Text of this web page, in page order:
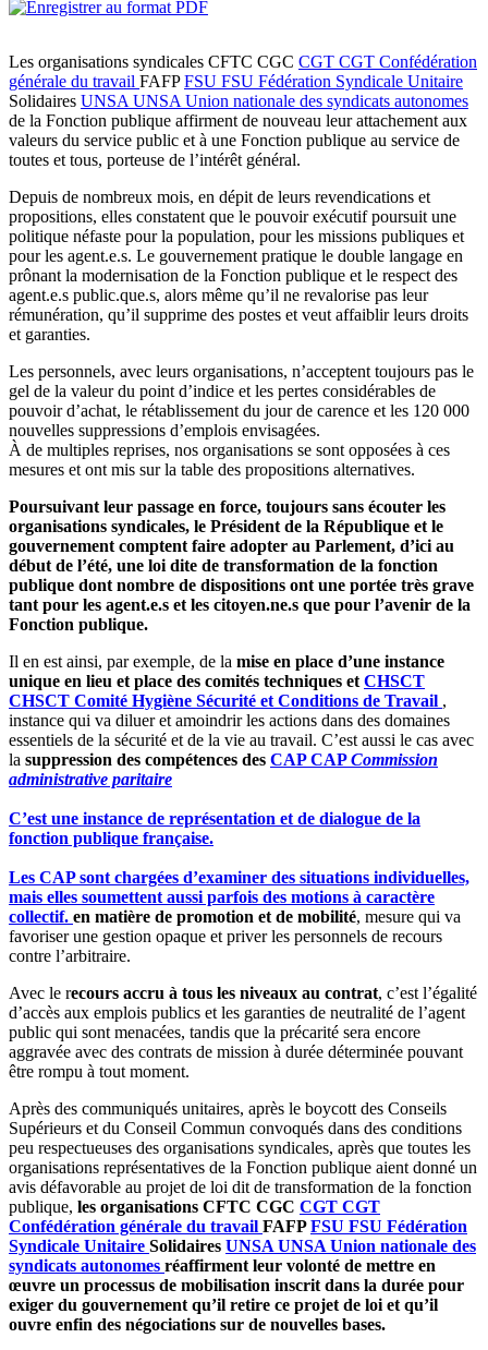
Les organisations syndicales CFTC CGC CGT CGT Confédération
générale du travail FAFPFSU FSU Fédération Syndicale Unitaire
Solidaires UNSA UNSA Union nationale des syndicats autonomes
de la Fonction publique affirment de nouveau leur attachement aux
valeurs du service public et à une Fonction publique au service de
toutes et tous, porteuse de l’intérêt général.
Depuis de nombreux mois, en dépit de leurs revendications et
propositions, elles constatent que le pouvoir exécutif poursuit une
politique néfaste pour la population, pour les missions publiques et
pour les agent.e.s. Le gouvernement pratique le double langage en
prônant la modernisation de la Fonction publique et le respect des
agent.e.s public.que.s, alors même qu’il ne revalorise pas leur
rémunération, qu’il supprime des postes et veut affaiblir leurs droits
et garanties.
Les personnels, avec leurs organisations, n’acceptent toujours pas le
gel de la valeur du point d’indice et les pertes considérables de
pouvoir d’achat, le rétablissement du jour de carence et les 120 000
nouvelles suppressions d’emplois envisagées.
À de multiples reprises, nos organisations se sont opposées à ces
mesures et ont mis sur la table des propositions alternatives.
Poursuivant leur passage en force, toujours sans écouter les
organisations syndicales, le Président de la République et le
gouvernement comptent faire adopter au Parlement, d’ici au
début de l’été, une loi dite de transformation de la fonction
publique dont nombre de dispositions ont une portée très grave
tant pour les agent.e.s et les citoyen.ne.s que pour l’avenir de la
Fonction publique.
Il en est ainsi, par exemple, de la mise en place d’une instance
unique en lieu et place des comités techniques et CHSCT
CHSCT Comité Hygiène Sécurité et Conditions de Travail ,
instance qui va diluer et amoindrir les actions dans des domaines
essentiels de la sécurité et de la vie au travail. C’est aussi le cas avec
la suppression des compétences des CAP CAP Commission
administrative paritaire
C’est une instance de représentation et de dialogue de la
fonction publique française.
Les CAP sont chargées d’examiner des situations individuelles,
mais elles soumettent aussi parfois des motions à caractère
collectif. en matière de promotion et de mobilité, mesure qui va
favoriser une gestion opaque et priver les personnels de recours
contre l’arbitraire.
Avec le recours accru à tous les niveaux au contrat, c’est l’égalité
d’accès aux emplois publics et les garanties de neutralité de l’agent
public qui sont menacées, tandis que la précarité sera encore
aggravée avec des contrats de mission à durée déterminée pouvant
être rompu à tout moment.
Après des communiqués unitaires, après le boycott des Conseils
Supérieurs et du Conseil Commun convoqués dans des conditions
peu respectueuses des organisations syndicales, après que toutes les
organisations représentatives de la Fonction publique aient donné un
avis défavorable au projet de loi dit de transformation de la fonction
publique, les organisations CFTC CGC CGT CGT
Confédération générale du travail FAFPFSU FSU Fédération
Syndicale Unitaire Solidaires UNSA UNSA Union nationale des
syndicats autonomes réaffirment leur volonté de mettre en
œuvre un processus de mobilisation inscrit dans la durée pour
exiger du gouvernement qu’il retire ce projet de loi et qu’il
ouvre enfin des négociations sur de nouvelles bases.